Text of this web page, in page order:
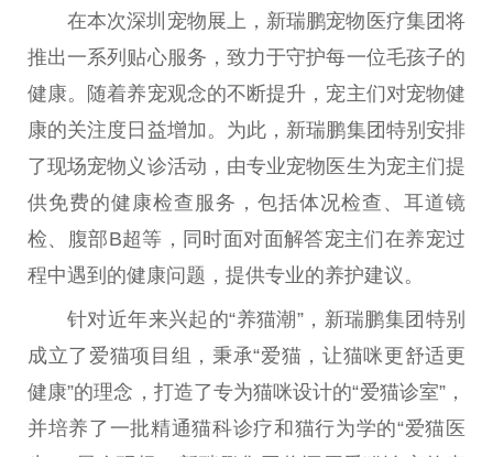
在本次深圳宠物展上，新瑞鹏宠物医疗集团将
推出一系列贴心服务，致力于守护每一位毛孩子的
健康。随着养宠观念的不断提升，宠主们对宠物健
康的关注度日益增加。为此，新瑞鹏集团特别安排
了现场宠物义诊活动，由专业宠物医生为宠主们提
供免费的健康检查服务，包括体况检查、耳道镜
检、腹部B超等，同时面对面解答宠主们在养宠过
程中遇到的健康问题，提供专业的养护建议。
针对近年来兴起的“养猫潮”，新瑞鹏集团特别
成立了爱猫项目组，秉承“爱猫，让猫咪更舒适更
健康”的理念，打造了专为猫咪设计的“爱猫诊室”，
并培养了一批精通猫科诊疗和猫行为学的“爱猫医